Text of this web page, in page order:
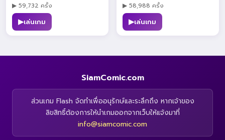
▶ 59,732 ครั้ง
▶เล่นเกม
▶ 58,988 ครั้ง
▶เล่นเกม
SiamComic.com
ส่วนเกม Flash จัดทำเพื่ออนุรักษ์และระลึกถึง หากเจ้าของ
ลิขสิทธิ์ต้องการให้นำเกมออกจากเว็บให้แจ้งมาที่
info@siamcomic.com